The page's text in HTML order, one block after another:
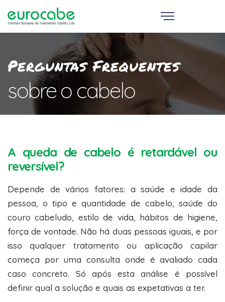
Perguntas Frequentes
sobre o cabelo
A queda de cabelo é retardável ou
reversível?
Depende de vários fatores: a saúde e idade da
pessoa, o tipo e quantidade de cabelo, saúde do
couro cabeludo, estilo de vida, hábitos de higiene,
força de vontade. Não há duas pessoas iguais, e por
isso qualquer tratamento ou aplicação capilar
começa por uma consulta onde é avaliado cada
caso concreto. Só após esta análise é possível
definir qual a solução e quais as expetativas a ter.